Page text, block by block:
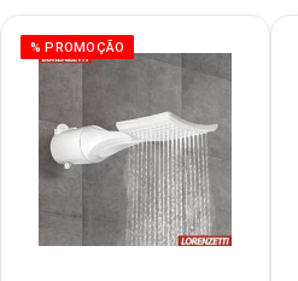
% PROMOÇÃO